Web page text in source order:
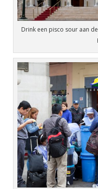
Drink een pisco sour aan